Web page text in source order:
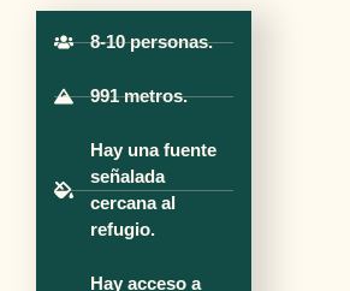
8-10 personas.
991 metros.
Hay una fuente
señalada
cercana al
refugio.
Hay acceso a